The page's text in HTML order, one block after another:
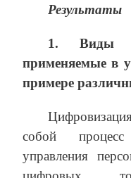
Результаты
1. Виды
применяемые в
примере
собой
управления